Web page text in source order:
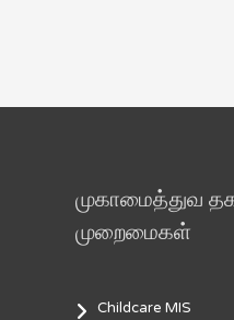
முகாமைத்துவ
முறைமைகள்
Childcare MIS